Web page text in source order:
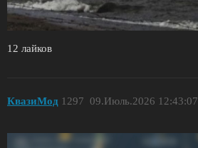
12 лайков
КвазиМод 09.Июль.2026 12:43:07
1297